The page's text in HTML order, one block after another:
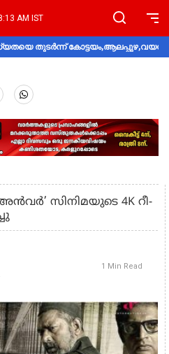
AM IST
തുടർന്ന്
സിനിമയുടെ 4K റീ-
1 Min Read